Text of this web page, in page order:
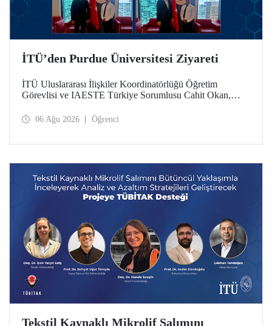
İTÜ’den Purdue Üniversitesi Ziyareti
İTÜ Uluslararası İlişkiler Koordinatörlüğü Öğretim
Görevlisi ve IAESTE Türkiye Sorumlusu Cahit Okan,
Temmuz tarihlerinde ABD’de dünyanın önde gelen
06 Ağu 2026 Öğrenci
Tekstil Kaynaklı Mikrolif Salımını